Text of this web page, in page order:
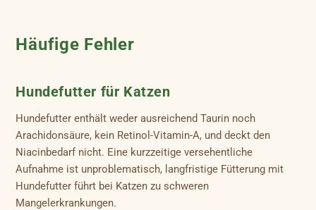
Häufige Fehler
Hundefutter für Katzen
Hundefutter enthält weder ausreichend Taurin noch
Arachidonsäure, kein Retinol-Vitamin-A, und deckt den
Niacinbedarf nicht. Eine kurzzeitige versehentliche
Aufnahme ist unproblematisch, langfristige Fütterung mit
Hundefutter führt bei Katzen zu schweren
Mangelerkrankungen.